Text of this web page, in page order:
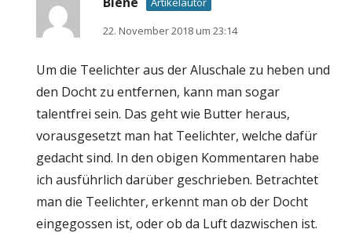
22. November 2018 um 23:14
Um die Teelichter aus der Aluschale zu heben und
den Docht zu entfernen, kann man sogar
talentfrei sein. Das geht wie Butter heraus,
vorausgesetzt man hat Teelichter, welche dafür
gedacht sind. In den obigen Kommentaren habe
ich ausführlich darüber geschrieben. Betrachtet
man die Teelichter, erkennt man ob der Docht
eingegossen ist, oder ob da Luft dazwischen ist.